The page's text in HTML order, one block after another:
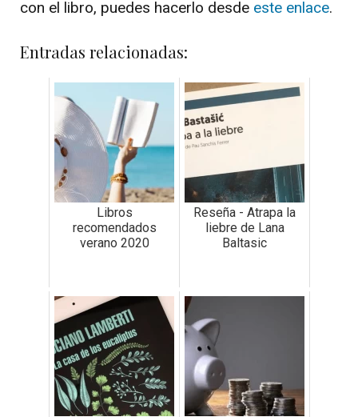
con el libro, puedes hacerlo desde este enlace.
Entradas relacionadas:
Libros
recomendados
verano 2020
Reseña - Atrapa la
liebre de Lana
Baltasic